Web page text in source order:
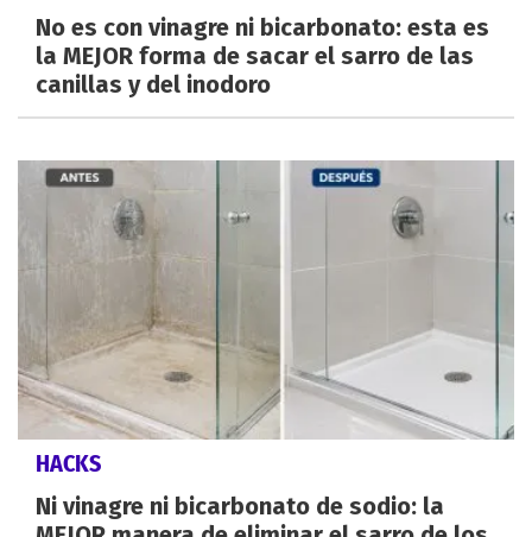
No es con vinagre ni bicarbonato: esta es
la MEJOR forma de sacar el sarro de las
canillas y del inodoro
HACKS
Ni vinagre ni bicarbonato de sodio: la